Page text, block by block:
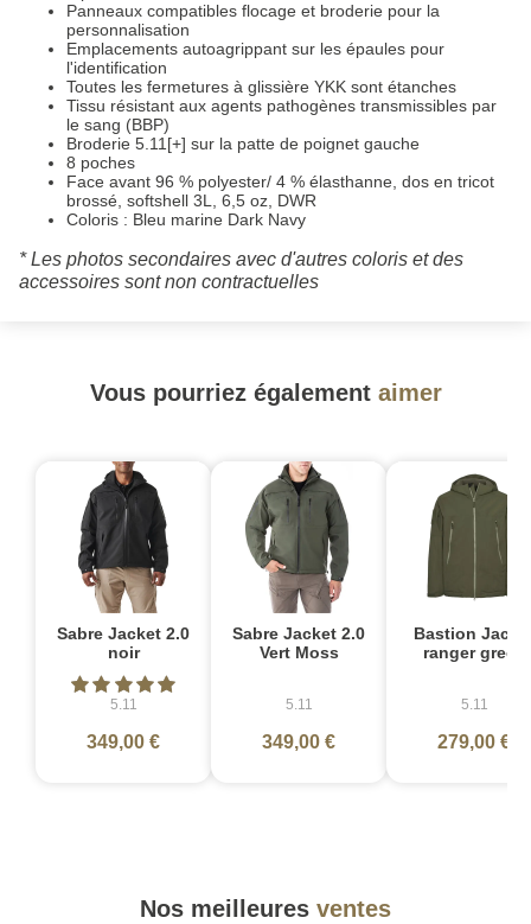
Panneaux compatibles flocage et broderie pour la
personnalisation
Emplacements autoagrippant sur les épaules pour
l'identification
Toutes les fermetures à glissière YKK sont étanches
Tissu résistant aux agents pathogènes transmissibles par
le sang (BBP)
Broderie 5.11[+] sur la patte de poignet gauche
8 poches
Face avant 96 % polyester/ 4 % élasthanne, dos en tricot
brossé, softshell 3L, 6,5 oz, DWR
Coloris : Bleu marine Dark Navy
* Les photos secondaires avec d'autres coloris et des
accessoires sont non contractuelles
Vous pourriez également aimer
Sabre Jacket 2.0
noir
5.11
349,00 €
Sabre Jacket 2.0
Vert Moss
5.11
349,00 €
Bastion
ranger green
5.11
279,00 €
Nos meilleures ventes